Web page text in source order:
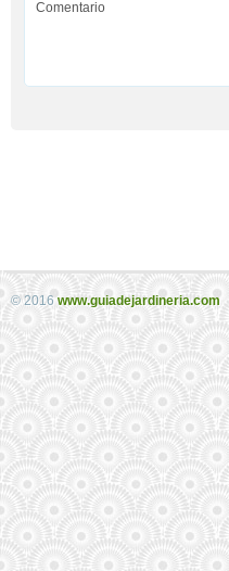
© 2016 www.guiadejardineria.com